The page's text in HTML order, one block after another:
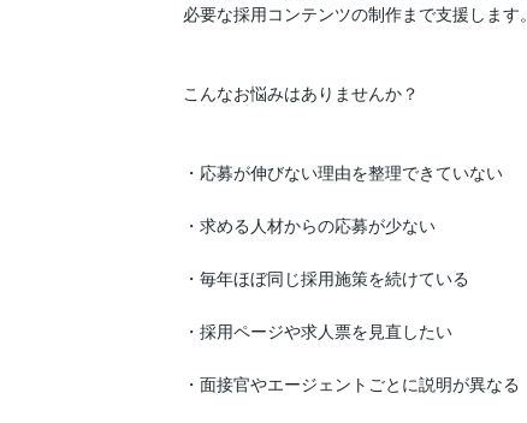
必要な採用コンテンツの制作まで支援します。
こんなお悩みはありませんか？
・応募が伸びない理由を整理できていない
・求める人材からの応募が少ない
・毎年ほぼ同じ採用施策を続けている
・採用ページや求人票を見直したい
・面接官やエージェントごとに説明が異なる